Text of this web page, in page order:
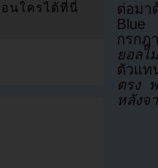
ต่อมา
Blue
กรก
ยอลไ
ตัวแท
ตรง
หลังจ
นใครได้ที่นี่